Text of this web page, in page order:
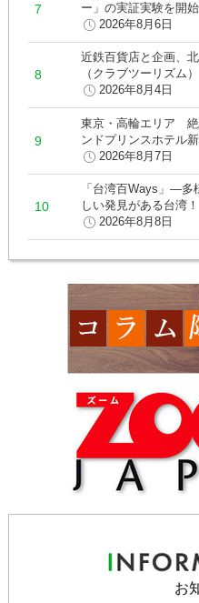
ー」の実証実験を開始
2026年8月6日
近鉄百貨店と企画、
（クラブツーリズム）
2026年8月4日
東京・高輪エリア
ンドプリンスホテル
2026年8月7日
「台湾百Ways」―
しい発見がある台湾！
2026年8月8日
お